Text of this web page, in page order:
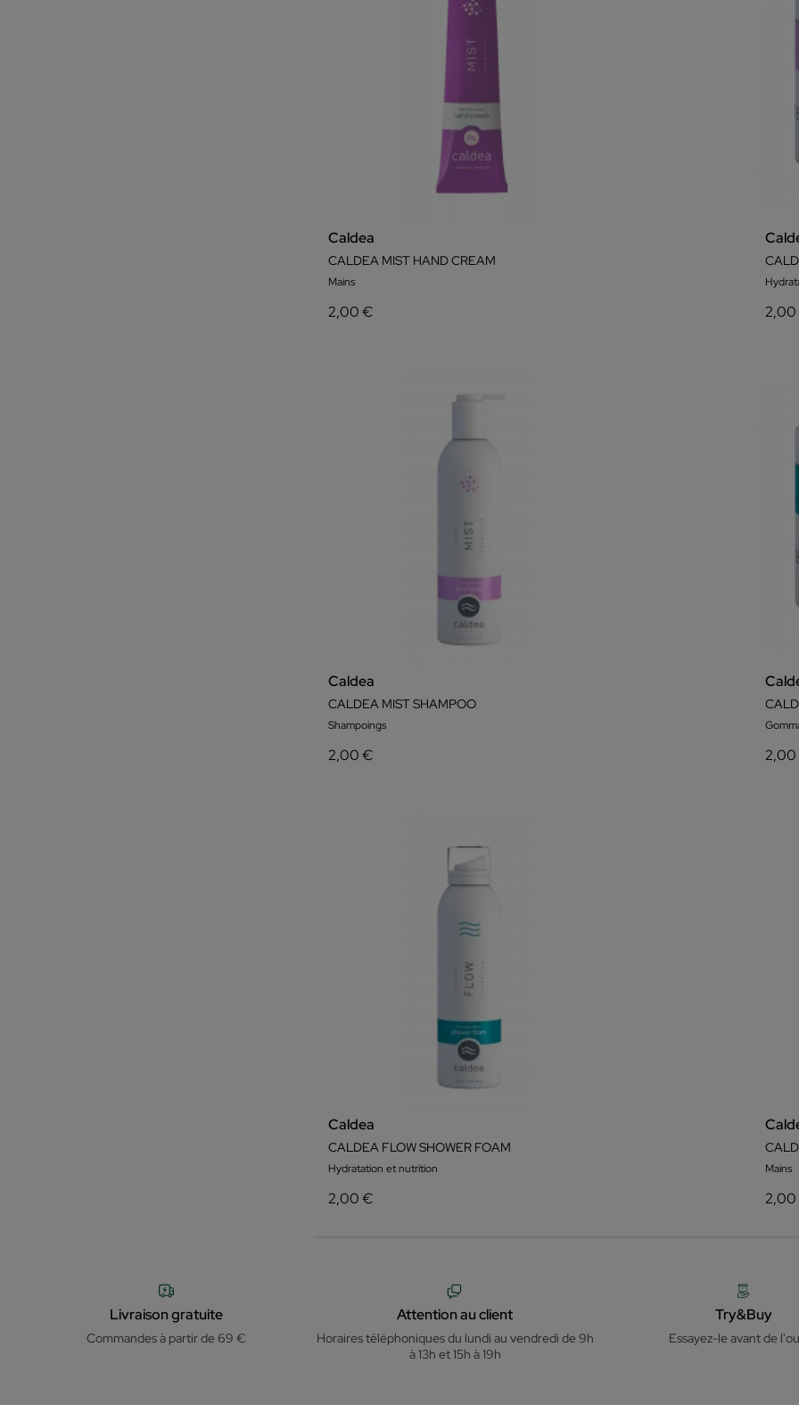
Caldea
CALDEA MIST HAND CREAM
Mains
2,00 €
Caldea
CALDEA MIST SHAMPOO
Shampoings
2,00 €
Caldea
CALDEA FLOW SHOWER FOAM
Hydratation et nutrition
2,00 €
Mains
Livraison gratuite
Commandes à partir de 69 €
Attention au client
Horaires téléphoniques du lundi au vendredi de 9h
à 13h et 15h à 19h
Try&Buy
Essayez-le avant de